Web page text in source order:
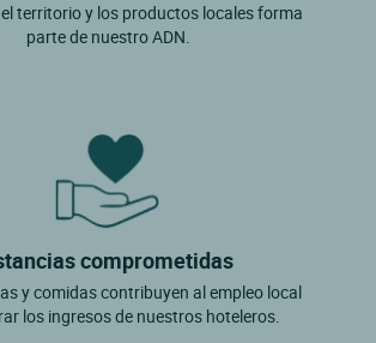
territorio y los productos locales forma
parte de nuestro ADN.
comprometidas
y comidas contribuyen al empleo local
los ingresos de nuestros hoteleros.